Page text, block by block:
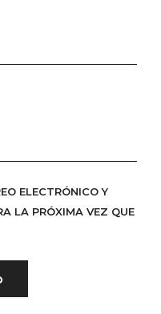
ELECTRÓNICO Y
LA PRÓXIMA VEZ QUE